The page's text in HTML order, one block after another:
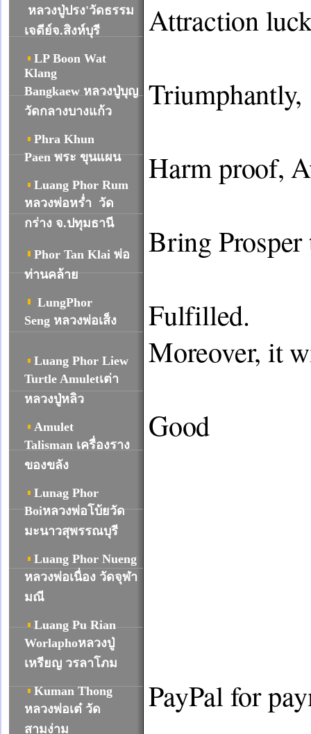
หลวงปู่ปรง'วัดธรรม
เจดีย์จ.สิงห์บุรี
LP Boon Wat
Klang
Bangkaew หลวงปู่บุญ
วัดกลางบางแก้ว
Phra Khun
Paen พระ ขุนแผน
Luang Phor Rum
หลวงพ่อหร่ำ วัด
กร่าง จ.ปทุมธานี
Phor Tan Klai พ่อ
ท่านคล้าย
LungPhor
Seng หลวงพ่อเส็ง
Luang Phor Liew
Turtle Amuletเต่า
หลวงปู่หลิว
Amulet
Talisman เครื่องราง
ของขลัง
Lunag Phor
Boiหลวงพ่อโบ้ยวัด
มะนาวสุพรรณบุรี
Luang Phor Nueng
หลวงพ่อเนื่อง วัดจุฬา
มณี
Luang Pu Rian
Worlaphoหลวงปู่
เหรียญ วรลาโภม
Kuman Thong
หลวงพ่อเต๋ วัด
สามง่าม
Attraction
Triumphantly,
Harm proof,
Bring
Fulfilled.
Moreover, it
Good
PayPal for